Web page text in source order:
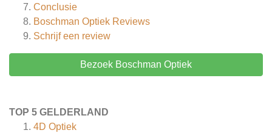
Conclusie
Boschman Optiek Reviews
Schrijf een review
Bezoek Boschman Optiek
TOP 5 GELDERLAND
4D Optiek